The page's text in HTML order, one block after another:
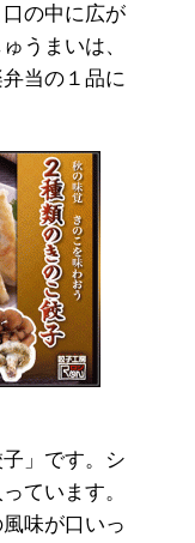
の中に広が
うまいは、
当の１品に
」です。シ
ています。
味が口いっ